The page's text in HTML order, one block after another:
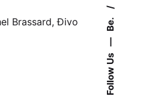
Follow Us
Be.
Brassard, Đivo